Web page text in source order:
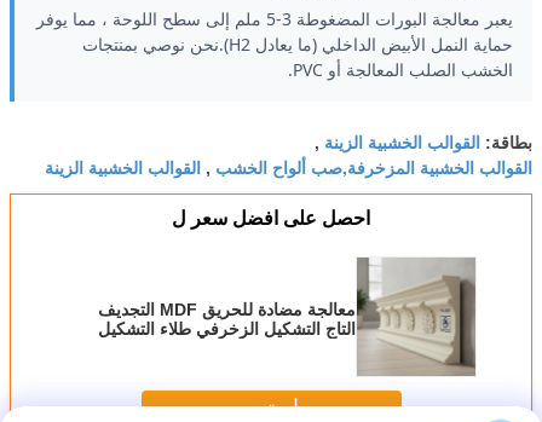
يعبر معالجة البورات المضغوطة 3-5 ملم إلى سطح اللوحة ، مما يوفر
حماية النمل الأبيض الداخلي (ما يعادل H2).نحن نوصي بمنتجات
الخشب الصلب المعالجة أو PVC.
بطاقة: القوالب الخشبية الزينة ,
القوالب الخشبية المزخرفة,صب ألواح الخشب , القوالب الخشبية الزينة
احصل على افضل سعر ل
معالجة مضادة للحريق MDF التجديف
التاج التشكيل الزخرفي طلاء التشكيل
استمر